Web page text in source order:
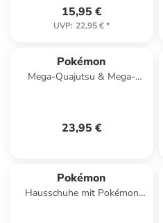
15,95 €
UVP: 22,95 €*
Pokémon
Mega-Quajutsu & Mega-
23,95 €
Pokémon
Hausschuhe mit Pokémon